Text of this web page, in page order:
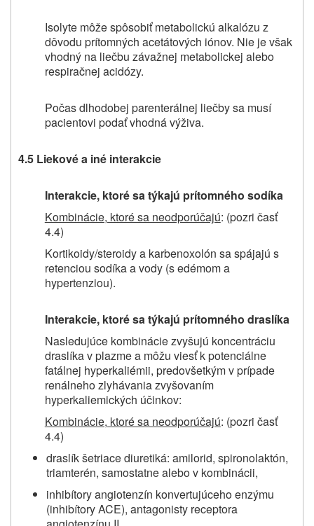
Isolyte môže spôsobiť metabolickú alkalózu z
dôvodu prítomných acetátových iónov. Nie je však
vhodný na liečbu závažnej metabolickej alebo
respiračnej acidózy.
Počas dlhodobej parenterálnej liečby sa musí
pacientovi podať vhodná výživa.
4.5 Liekové a iné interakcie
Interakcie, ktoré sa týkajú prítomného sodíka
Kombinácie, ktoré sa neodporúčajú: (pozri časť
4.4)
Kortikoidy/steroidy a karbenoxolón sa spájajú s
retenciou sodíka a vody (s edémom a
hypertenziou).
Interakcie, ktoré sa týkajú prítomného draslíka
Nasledujúce kombinácie zvyšujú koncentráciu
draslíka v plazme a môžu viesť k potenciálne
fatálnej hyperkaliémii, predovšetkým v prípade
renálneho zlyhávania zvyšovaním
hyperkaliemických účinkov:
Kombinácie, ktoré sa neodporúčajú: (pozri časť
4.4)
draslík šetriace diuretiká: amilorid, spironolaktón,
triamterén, samostatne alebo v kombinácii,
inhibítory angiotenzín konvertujúceho enzýmu
(inhibítory ACE), antagonisty receptora